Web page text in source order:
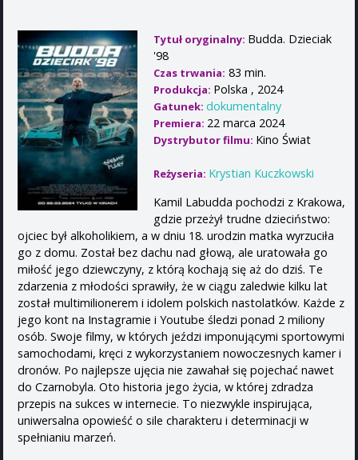
Tytuł oryginalny: Budda. Dzieciak
'98
Czas trwania: 83 min.
Produkcja: Polska , 2024
Gatunek: dokumentalny
Premiera: 22 marca 2024
Dystrybutor filmu: Kino Świat
Reżyseria: Krystian Kuczkowski
Kamil Labudda pochodzi z Krakowa,
gdzie przeżył trudne dzieciństwo:
ojciec był alkoholikiem, a w dniu 18. urodzin matka wyrzuciła
go z domu. Został bez dachu nad głową, ale uratowała go
miłość jego dziewczyny, z którą kochają się aż do dziś. Te
zdarzenia z młodości sprawiły, że w ciągu zaledwie kilku lat
został multimilionerem i idolem polskich nastolatków. Każde z
jego kont na Instagramie i Youtube śledzi ponad 2 miliony
osób. Swoje filmy, w których jeździ imponującymi sportowymi
samochodami, kręci z wykorzystaniem nowoczesnych kamer i
dronów. Po najlepsze ujęcia nie zawahał się pojechać nawet
do Czarnobyla. Oto historia jego życia, w której zdradza
przepis na sukces w internecie. To niezwykle inspirująca,
uniwersalna opowieść o sile charakteru i determinacji w
spełnianiu marzeń.